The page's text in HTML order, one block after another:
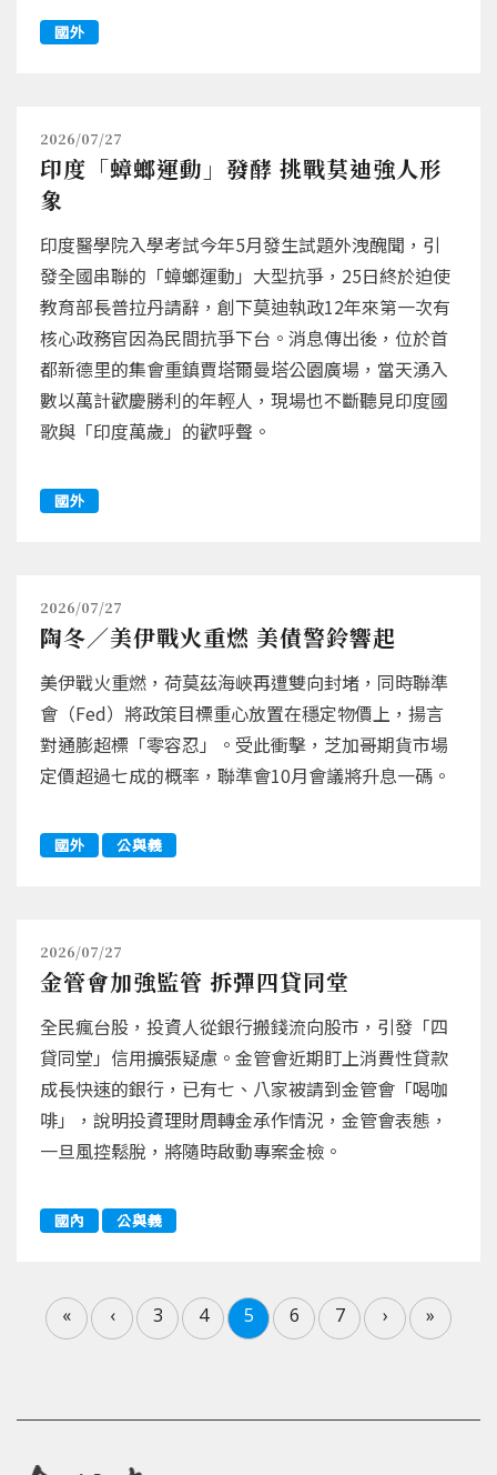
國外
2026/07/27
印度「蟑螂運動」發酵 挑戰莫迪強人形
象
印度醫學院入學考試今年5月發生試題外洩醜聞，引
發全國串聯的「蟑螂運動」大型抗爭，25日終於迫使
教育部長普拉丹請辭，創下莫迪執政12年來第一次有
核心政務官因為民間抗爭下台。消息傳出後，位於首
都新德里的集會重鎮賈塔爾曼塔公園廣場，當天湧入
數以萬計歡慶勝利的年輕人，現場也不斷聽見印度國
歌與「印度萬歲」的歡呼聲。
國外
2026/07/27
陶冬／美伊戰火重燃 美債警鈴響起
美伊戰火重燃，荷莫茲海峽再遭雙向封堵，同時聯準
會（Fed）將政策目標重心放置在穩定物價上，揚言
對通膨超標「零容忍」。受此衝擊，芝加哥期貨市場
定價超過七成的概率，聯準會10月會議將升息一碼。
國外 公與義
2026/07/27
金管會加強監管 拆彈四貸同堂
全民瘋台股，投資人從銀行搬錢流向股市，引發「四
貸同堂」信用擴張疑慮。金管會近期盯上消費性貸款
成長快速的銀行，已有七、八家被請到金管會「喝咖
啡」，說明投資理財周轉金承作情況，金管會表態，
一旦風控鬆脫，將隨時啟動專案金檢。
國內 公與義
« ‹ 3 4 5 6 7 › »